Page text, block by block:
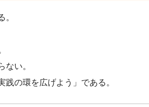
い。
の環を広げよう」である。